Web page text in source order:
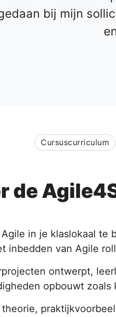
bij mijn
Cursuscurriculum
de
in je klaslokaal te
inbedden van Agile
ontwerpt,
opbouwt